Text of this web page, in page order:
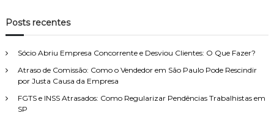
q
u
s
a
p
s
Posts recentes
Sócio Abriu Empresa Concorrente e Desviou Clientes: O Que Fazer?
Atraso de Comissão: Como o Vendedor em São Paulo Pode Rescindir
por Justa Causa da Empresa
FGTS e INSS Atrasados: Como Regularizar Pendências Trabalhistas em
SP